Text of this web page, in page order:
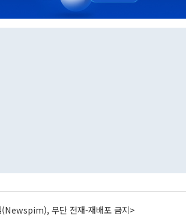
(Newspim), 무단 전재-재배포 금지>